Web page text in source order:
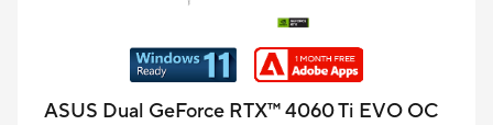
ASUS Dual GeForce RTX™ 4060 Ti EVO OC